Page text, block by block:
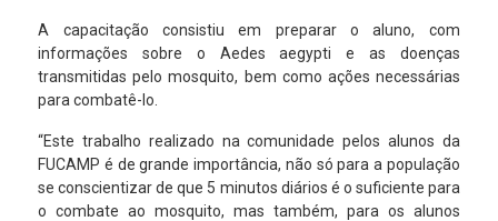
A capacitação consistiu em preparar o aluno, com
informações sobre o Aedes aegypti e as doenças
transmitidas pelo mosquito, bem como ações necessárias
para combatê-lo.
“Este trabalho realizado na comunidade pelos alunos da
FUCAMP é de grande importância, não só para a população
se conscientizar de que 5 minutos diários é o suficiente para
o combate ao mosquito, mas também, para os alunos